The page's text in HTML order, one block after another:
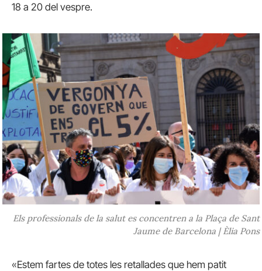
18 a 20 del vespre.
Els professionals de la salut es concentren a la Plaça de Sant
Jaume de Barcelona | Èlia Pons
«Estem fartes de totes les retallades que hem patit